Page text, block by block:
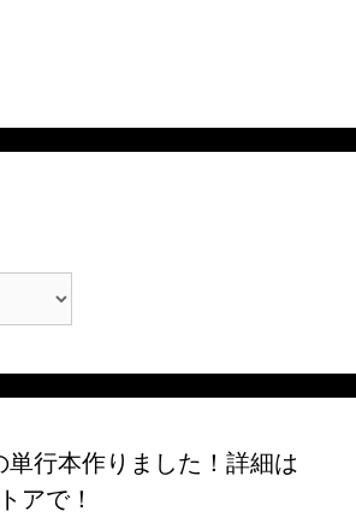
単行本作りました！詳細は
アで！